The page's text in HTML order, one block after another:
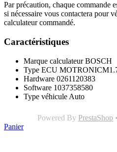
Par précaution, chaque commande
si nécessaire vous contactera pour
calculateur commandé.
Caractéristiques
Marque calculateur BOSCH
Type ECU
Hardware 0261120383
Software 1037358580
Type véhicule Auto
Powered By PrestaShop •
Panier